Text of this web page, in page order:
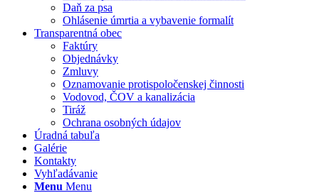
Daň za psa
Ohlásenie úmrtia a vybavenie formalít
Transparentná obec
Faktúry
Objednávky
Zmluvy
Oznamovanie protispoločenskej činnosti
Vodovod, ČOV a kanalizácia
Tiráž
Ochrana osobných údajov
Úradná tabuľa
Galérie
Kontakty
Vyhľadávanie
Menu Menu